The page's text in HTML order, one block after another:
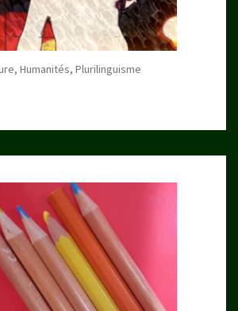
Humanités, Plurilinguisme